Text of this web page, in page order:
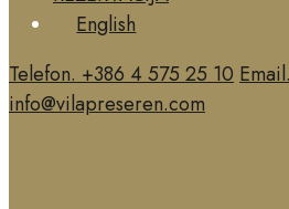
English
Telefon. +386 4 575 25 10 Email.
info@vilapreseren.com